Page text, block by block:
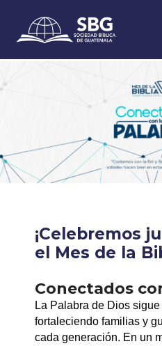
¡Celebremos
el Mes de la
Conectados
La Palabra de Dios
fortaleciendo familias y
cada generación. En un